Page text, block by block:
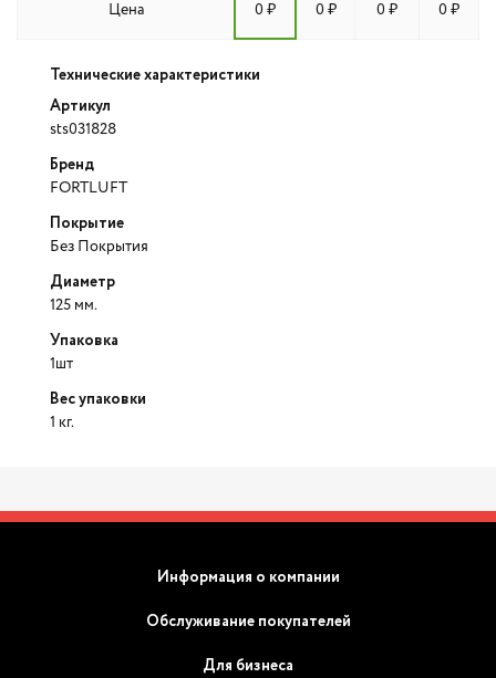
Цена 0 ₽ 0 ₽ 0 ₽ 0 ₽
Технические характеристики
Артикул
sts031828
Бренд
FORTLUFT
Покрытие
Без Покрытия
Диаметр
125 мм.
Упаковка
1шт
Вес упаковки
1 кг.
Информация о компании
Обслуживание покупателей
Для бизнеса